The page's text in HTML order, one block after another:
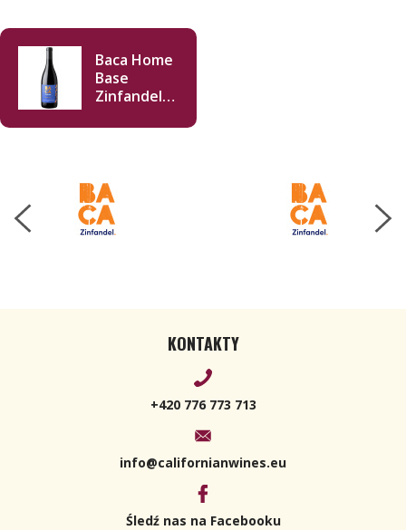
Baca Home
Base
Zinfandel
KONTAKTY
+420 776 773 713
info@californianwines.eu
Śledź nas na Facebooku